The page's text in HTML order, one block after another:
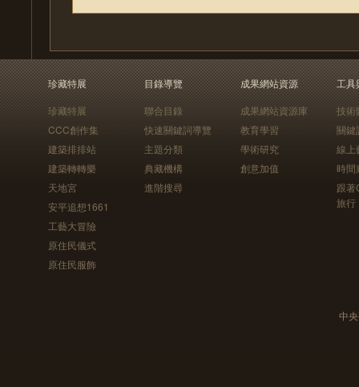
珍藏特展
珍藏特展
CCC創作集
建築排排站
建築轉轉樂
天地宮
安平追想1661
工藝大冒險
原住民儀式
原住民服飾
目錄導覽
聯合目錄
快速關鍵詞導覽
主題分類
典藏機構
進階搜尋
成果網站資源
成果網站資源庫
教育學習
學術研究
創意加值
工具
技術
關鍵
線上
時間
跟
旅行
中